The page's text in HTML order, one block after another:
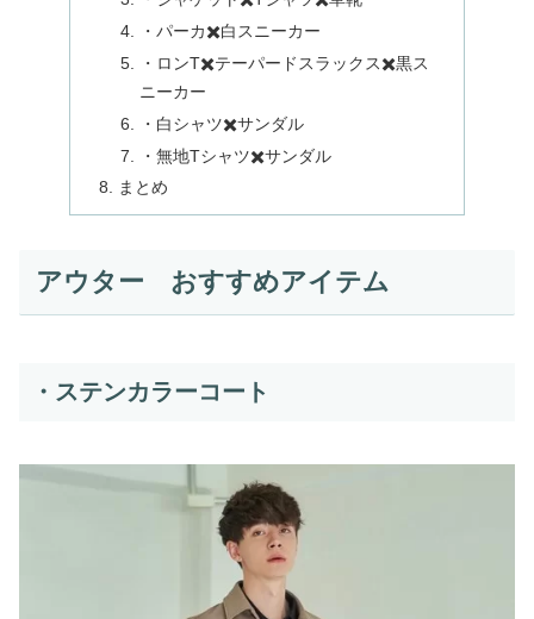
・パーカ✖️白スニーカー
・ロンT✖️テーパードスラックス✖️黒ス
ニーカー
・白シャツ✖️サンダル
・無地Tシャツ✖️サンダル
まとめ
アウター おすすめアイテム
・ステンカラーコート